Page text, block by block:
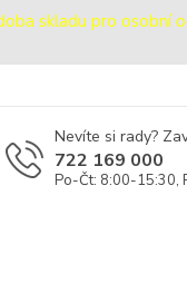
skladu pro
Nevíte si rady?
722 169 000
Po-Čt: 8:00-15:30,